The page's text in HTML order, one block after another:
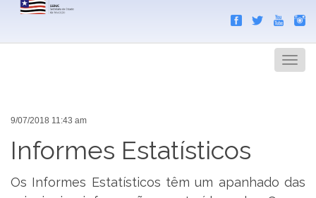
Menu
9/07/2018 11:43 am
Informes Estatísticos
Os Informes Estatísticos têm um apanhado das